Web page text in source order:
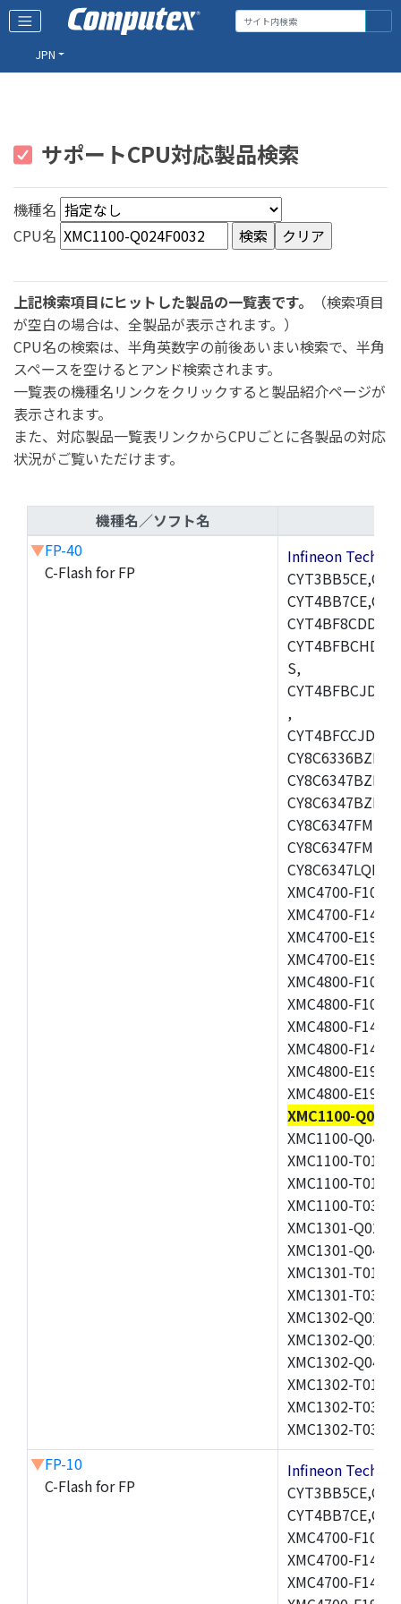
JPN
サポートCPU対応製品検索
機種名
CPU名
上記検索項目にヒットした製品の一覧表です。
（検索項目
が空白の場合は、全製品が表示されます。）
CPU名の検索は、半角英数字の前後あいまい検索で、半角
スペースを空けるとアンド検索されます。
一覧表の機種名リンクをクリックすると製品紹介ページが
表示されます。
また、対応製品一覧表リンクからCPUごとに各製品の対応
状況がご覧いただけます。
機種名／ソフト名
▼FP-40
C-Flash for FP
Infineon
S,
,
CY8C6336BZI-
CY8C6347BZI-
CY8C6347BZI-
CY8C6347FMI-
CY8C6347FMI-
CY8C6347LQI-
XMC4700-
XMC4700-
XMC4700-
XMC4700-
XMC4800-
XMC4800-
XMC4800-
XMC4800-
XMC4800-
XMC4800-
XMC1100-
XMC1100-
XMC1100-
XMC1100-
XMC1100-
XMC1301-
XMC1301-
XMC1301-
XMC1301-
XMC1302-
XMC1302-
XMC1302-
XMC1302-
XMC1302-
XMC1302-
▼FP-10
C-Flash for FP
Infineon
XMC4700-
XMC4700-
XMC4700-